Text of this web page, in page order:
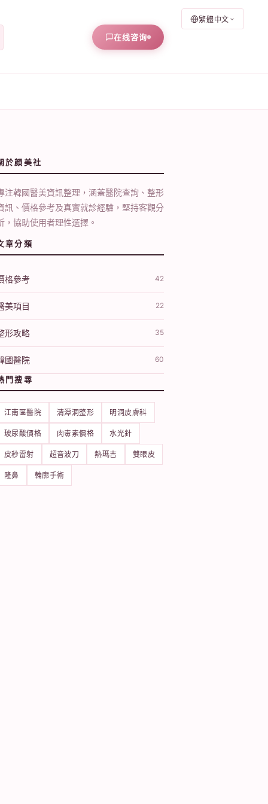
繁體中文
在线咨询
於顔美社
注韓國醫美資訊整理，涵蓋醫院查詢、整形
訊、價格參考及真實就診經驗，堅持客觀分
，協助使用者理性選擇。
章分類
格參考 42
美項目 22
形攻略 35
國醫院 60
門搜尋
江南區醫院 清潭洞整形 明洞皮膚科
玻尿酸價格 肉毒素價格 水光針
皮秒雷射 超音波刀 熱瑪吉 雙眼皮
隆鼻 輪廓手術